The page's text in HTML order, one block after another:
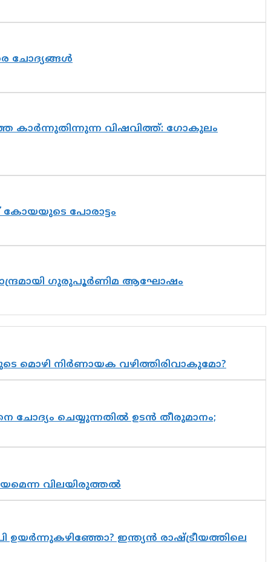
ചോദ്യങ്ങൾ
കാർന്നുതിന്നുന്ന വിഷവിത്ത്: ഗോകുലം
കോയയുടെ പോരാട്ടം
ഗുരുപൂർണിമ ആഘോഷം
മൊഴി നിർണായക വഴിത്തിരിവാകുമോ?
ചെയ്യുന്നതിൽ ഉടൻ തീരുമാനം;
വിലയിരുത്തൽ
ഉയർന്നുകഴിഞ്ഞോ? ഇന്ത്യൻ രാഷ്ട്രീയത്തിലെ